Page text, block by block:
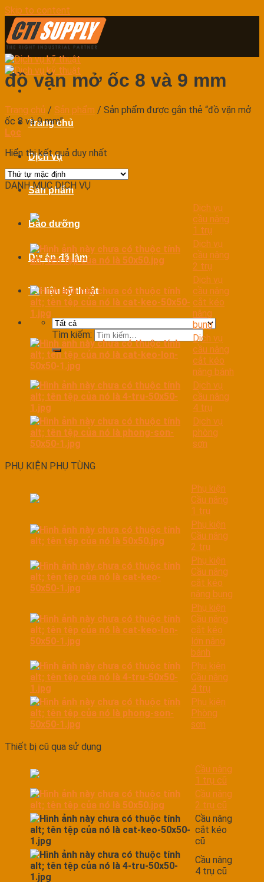
Skip to content
Trang chủ
Dịch vụ
Sản phẩm
Bảo dưỡng
Dự án đã làm
Tài liệu kỹ thuật
Tìm kiếm:
đồ vặn mở ốc 8 và 9 mm
Trang chủ / Sản phẩm / Sản phẩm được gắn thẻ “đồ vặn mở
ốc 8 và 9 mm”
Lọc
Hiển thị kết quả duy nhất
DANH MỤC DỊCH VỤ
Dịch vụ
cầu nâng
1 trụ
Dịch vụ
cầu nâng
2 trụ
Dịch vụ
cầu nâng
cắt kéo
nâng
bụng
Dịch vụ
cầu nâng
cắt kéo
nâng bánh
Dịch vụ
cầu nâng
4 trụ
Dịch vụ
phòng
sơn
PHỤ KIỆN PHỤ TÙNG
Phụ kiện
Cầu nâng
1 trụ
Phụ kiện
Cầu nâng
2 trụ
Phụ kiện
Cầu nâng
cắt kéo
nâng bụng
Phụ kiện
Cầu nâng
cắt kéo
lớn nâng
bánh
Phụ kiện
Cầu nâng
4 trụ
Phụ kiện
Phòng
sơn
Thiết bị cũ qua sử dụng
Cầu nâng
1 trụ cũ
Cầu nâng
2 trụ cũ
Cầu nâng
cắt kéo
cũ
Cầu nâng
4 trụ cũ